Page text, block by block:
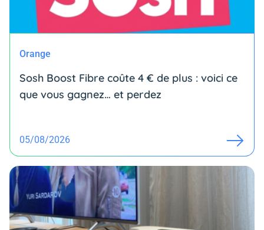
Orange
Sosh Boost Fibre coûte 4 € de plus : voici ce
que vous gagnez… et perdez
05/08/2026